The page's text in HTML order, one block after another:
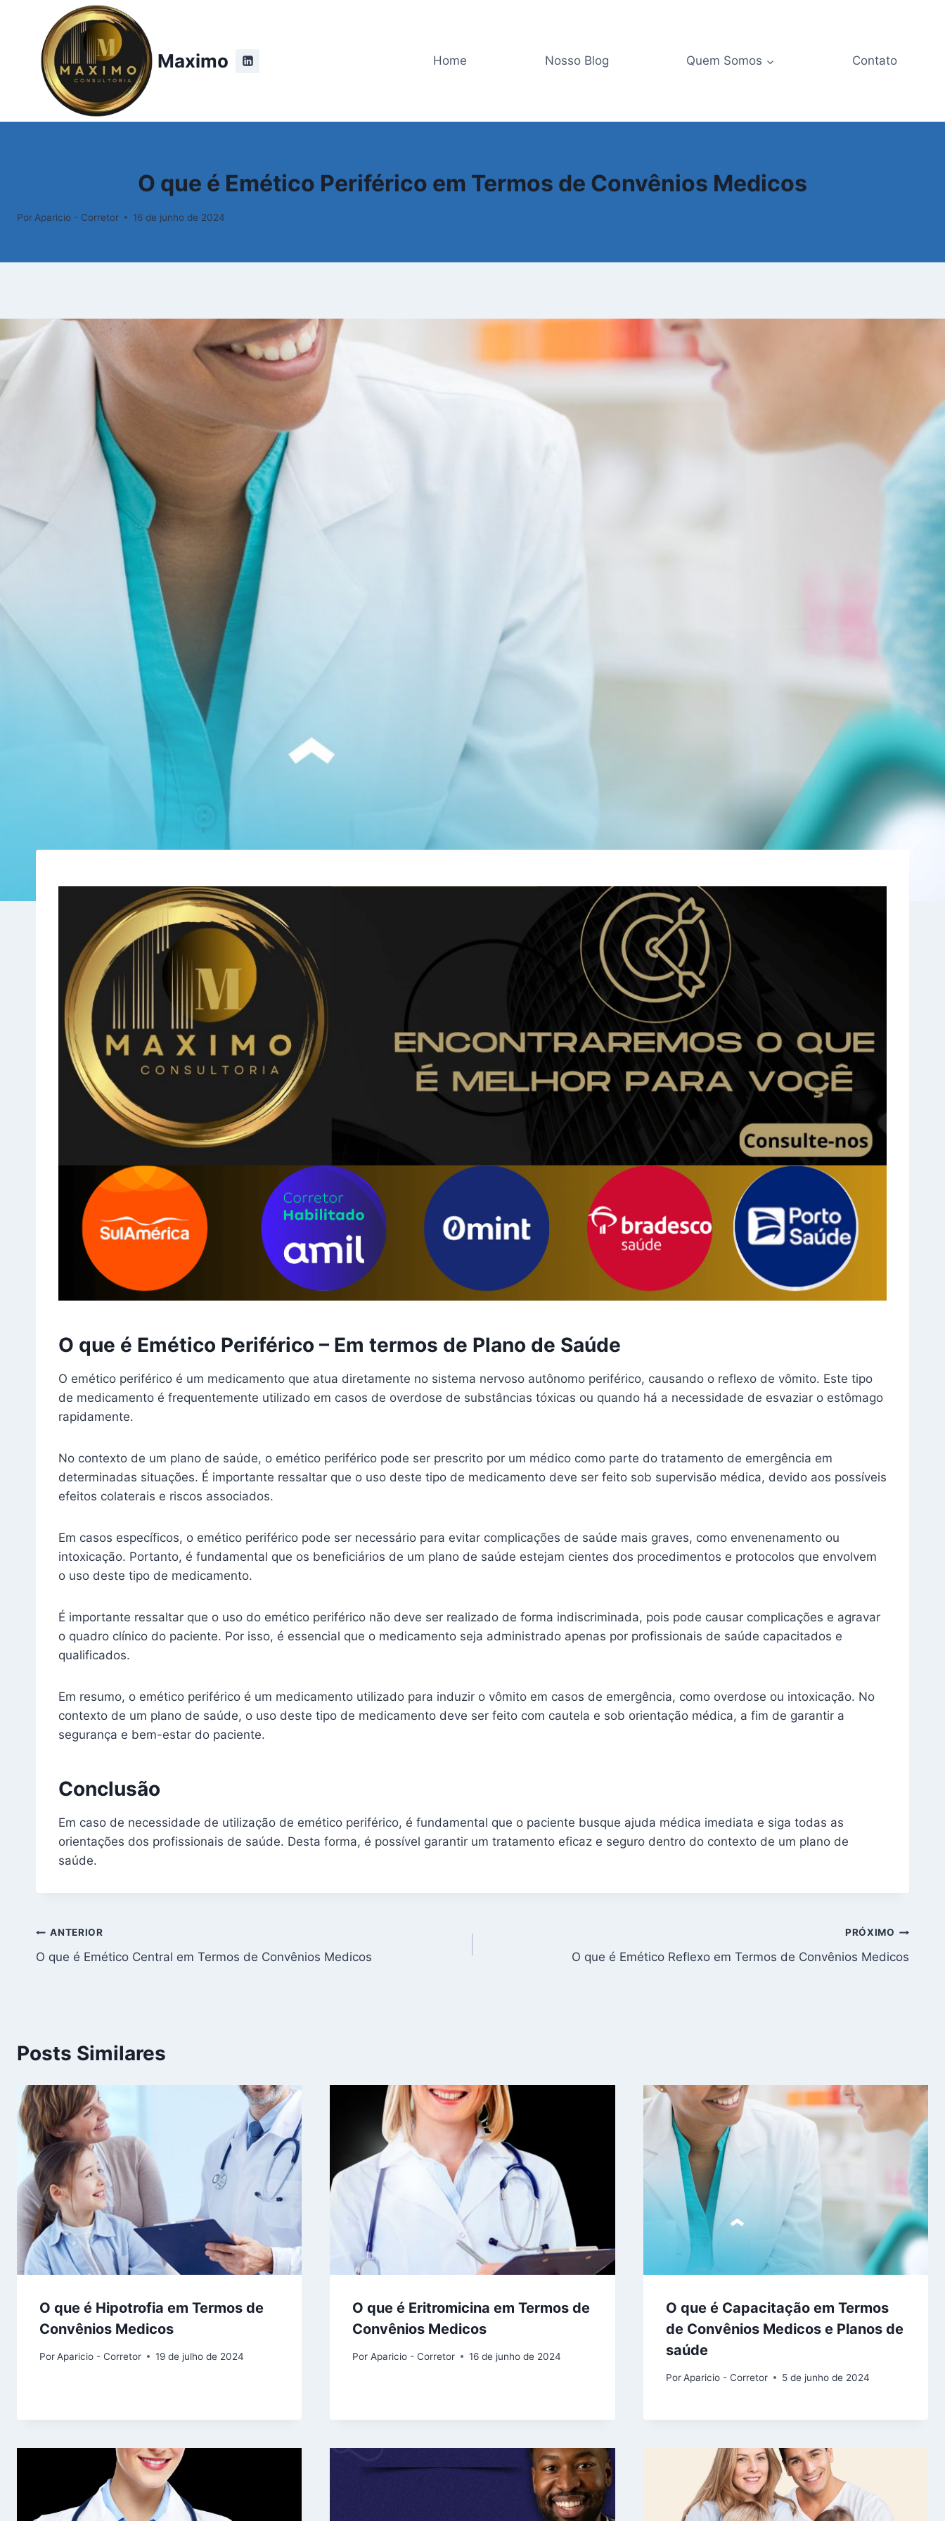
Conteúdo
Maximo Home Nosso Blog Quem Somos Contato
O que é Emético Periférico em Termos de Convênios Medicos
Por Aparicio - Corretor 16 de junho de 2024
O que é Emético Periférico – Em termos de Plano de Saúde
O emético periférico é um medicamento que atua diretamente no sistema nervoso autônomo periférico, causando o reflexo de vômito. Este tipo
de medicamento é frequentemente utilizado em casos de overdose de substâncias tóxicas ou quando há a necessidade de esvaziar o estômago
rapidamente.
No contexto de um plano de saúde, o emético periférico pode ser prescrito por um médico como parte do tratamento de emergência em
determinadas situações. É importante ressaltar que o uso deste tipo de medicamento deve ser feito sob supervisão médica, devido aos possíveis
efeitos colaterais e riscos associados.
Em casos específicos, o emético periférico pode ser necessário para evitar complicações de saúde mais graves, como envenenamento ou
intoxicação. Portanto, é fundamental que os beneficiários de um plano de saúde estejam cientes dos procedimentos e protocolos que envolvem
o uso deste tipo de medicamento.
É importante ressaltar que o uso do emético periférico não deve ser realizado de forma indiscriminada, pois pode causar complicações e agravar
o quadro clínico do paciente. Por isso, é essencial que o medicamento seja administrado apenas por profissionais de saúde capacitados e
qualificados.
Em resumo, o emético periférico é um medicamento utilizado para induzir o vômito em casos de emergência, como overdose ou intoxicação. No
contexto de um plano de saúde, o uso deste tipo de medicamento deve ser feito com cautela e sob orientação médica, a fim de garantir a
segurança e bem-estar do paciente.
Conclusão
Em caso de necessidade de utilização de emético periférico, é fundamental que o paciente busque ajuda médica imediata e siga todas as
orientações dos profissionais de saúde. Desta forma, é possível garantir um tratamento eficaz e seguro dentro do contexto de um plano de
saúde.
Navegação
de
ANTERIOR
O que é Emético Central em Termos de Convênios Medicos
PRÓXIMO
O que é Emético Reflexo em Termos de Convênios Medicos
Posts Similares
O que é Hipotrofia em Termos de
Convênios Medicos
PorAparicio - Corretor 19 de julho de 2024
O que é Eritromicina em Termos de
Convênios Medicos
Por Aparicio - Corretor 16 de junho de 2024
O que é Capacitação em Termos
de Convênios Medicos e Planos de
saúde
Por Aparicio - Corretor 5 de junho de 2024